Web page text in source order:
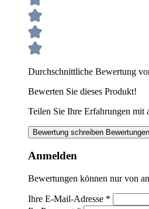
Durchschnittliche Bewertung
Bewerten Sie dieses Produkt!
Teilen Sie Ihre Erfahrungen mit
Bewertung schreiben
Anmelden
Bewertungen können nur von
Ihre E-Mail-Adresse *